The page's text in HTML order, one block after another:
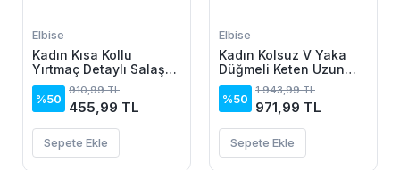
Elbise
Kadın Kısa Kollu
Yırtmaç Detaylı Salaş
Viskon Elbise
%50
910,99 TL
455,99 TL
Sepete Ekle
Elbise
Kadın Kolsuz V Yaka
Düğmeli Keten Uzun
Elbise
%50
1.943,99 TL
971,99 TL
Sepete Ekle